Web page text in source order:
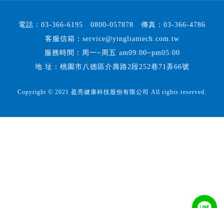
電話： 03-366-6195 0800-057878 傳真： 03-366-4786
客服信箱： service@yingliantech.com.tw
服務時間：周一~周五 am09:00~pm05:00
地 址：桃園市八德區介壽路2段252巷71弄66號
Copyright © 2021 盈亮健康科技股份有限公司 All rights reserved.